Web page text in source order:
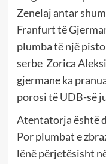
Zenelaj antar
Franfurt të
plumba të një
serbe Zorica
gjermane ka
porosi të UDB-së
Atentatorja është
Por plumbat e
lënë përjetësisht